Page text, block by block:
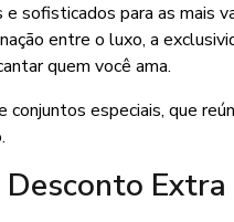
sofisticados para as mais
entre o luxo, a
quem você ama.
conjuntos especiais, que